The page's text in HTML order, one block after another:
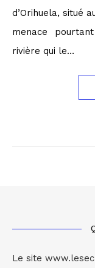
d’Orihuela, situé
menace
rivière qui le…
Le site